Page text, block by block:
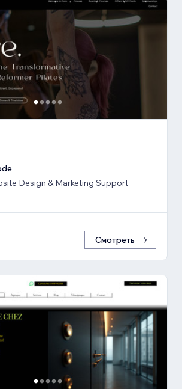
Design & Marketing Support
Смотреть